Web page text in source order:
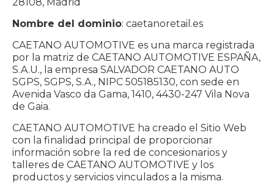
Nombre del dominio: caetanoretail.es
CAETANO AUTOMOTIVE es una marca registrada
por la matriz de CAETANO AUTOMOTIVE ESPAÑA,
S.A.U., la empresa SALVADOR CAETANO AUTO
SGPS, SGPS, S.A., NIPC 505185130, con sede en
Avenida Vasco da Gama, 1410, 4430-247 Vila Nova
de Gaia.
CAETANO AUTOMOTIVE ha creado el Sitio Web
con la finalidad principal de proporcionar
información sobre la red de concesionarios y
talleres de CAETANO AUTOMOTIVE y los
productos y servicios vinculados a la misma.